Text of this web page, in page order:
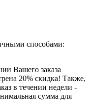
способами:
Вашего заказа
20% скидка! Также,
в течении недели -
сумма для